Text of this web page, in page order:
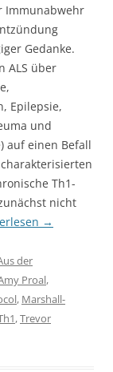
Immunabwehr
Gedanke.
ALS über
Epilepsie,
und
auf einen Befall
Th1-
nicht
→
der
Proal,
, Marshall-
,Trevor